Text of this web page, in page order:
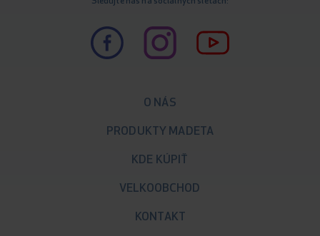
Sledujte nás na sociálnych sieťach:
O NÁS
PRODUKTY MADETA
KDE KÚPIŤ
VELKOOBCHOD
KONTAKT